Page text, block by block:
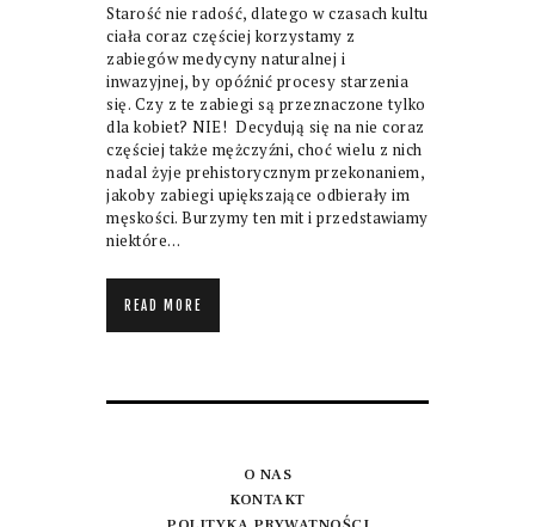
Starość nie radość, dlatego w czasach kultu
ciała coraz częściej korzystamy z
zabiegów medycyny naturalnej i
inwazyjnej, by opóźnić procesy starzenia
się. Czy z te zabiegi są przeznaczone tylko
dla kobiet? NIE! Decydują się na nie coraz
częściej także mężczyźni, choć wielu z nich
nadal żyje prehistorycznym przekonaniem,
jakoby zabiegi upiększające odbierały im
męskości. Burzymy ten mit i przedstawiamy
niektóre…
READ MORE
O NAS
KONTAKT